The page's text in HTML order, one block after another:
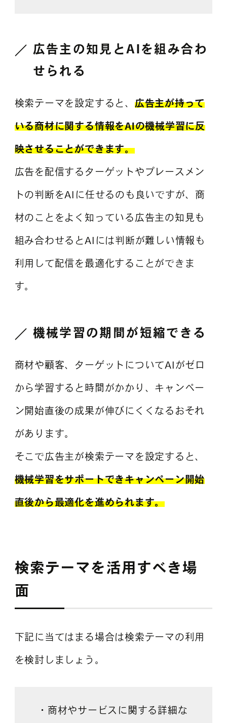
広告主の知見とAIを組み合わ
せられる
検索テーマを設定すると、 広告主が持って
いる商材に関する情報をAIの機械学習に反
映させることができます。
広告を配信するターゲットやプレースメン
トの判断をAIに任せるのも良いですが、商
材のことをよく知っている広告主の知見も
組み合わせるとAIには判断が難しい情報も
利用して配信を最適化することができま
す。
機械学習の期間が短縮できる
商材や顧客、ターゲットについてAIがゼロ
から学習すると時間がかかり、キャンペー
ン開始直後の成果が伸びにくくなるおそれ
があります。
そこで広告主が検索テーマを設定すると、
機械学習をサポートできキャンペーン開始
直後から最適化を進められます。
検索テーマを活用すべき場
面
下記に当てはまる場合は検索テーマの利用
を検討しましょう。
・商材やサービスに関する詳細な